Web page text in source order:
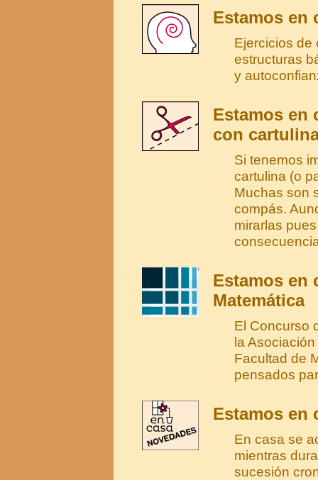
Estamos en
Ejercicios de
estructuras
y
Estamos en
con
Si tenemos
cartulina (o
Muchas son
compás.
mirarlas
Estamos en
Matemática
El Concurso
la
Facultad de
pensados
Estamos en
En casa se
mientras
sucesión